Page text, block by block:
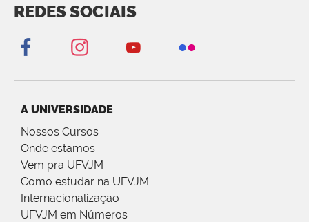
REDES SOCIAIS
A UNIVERSIDADE
Nossos Cursos
Onde estamos
Vem pra UFVJM
Como estudar na UFVJM
Internacionalização
UFVJM em Números